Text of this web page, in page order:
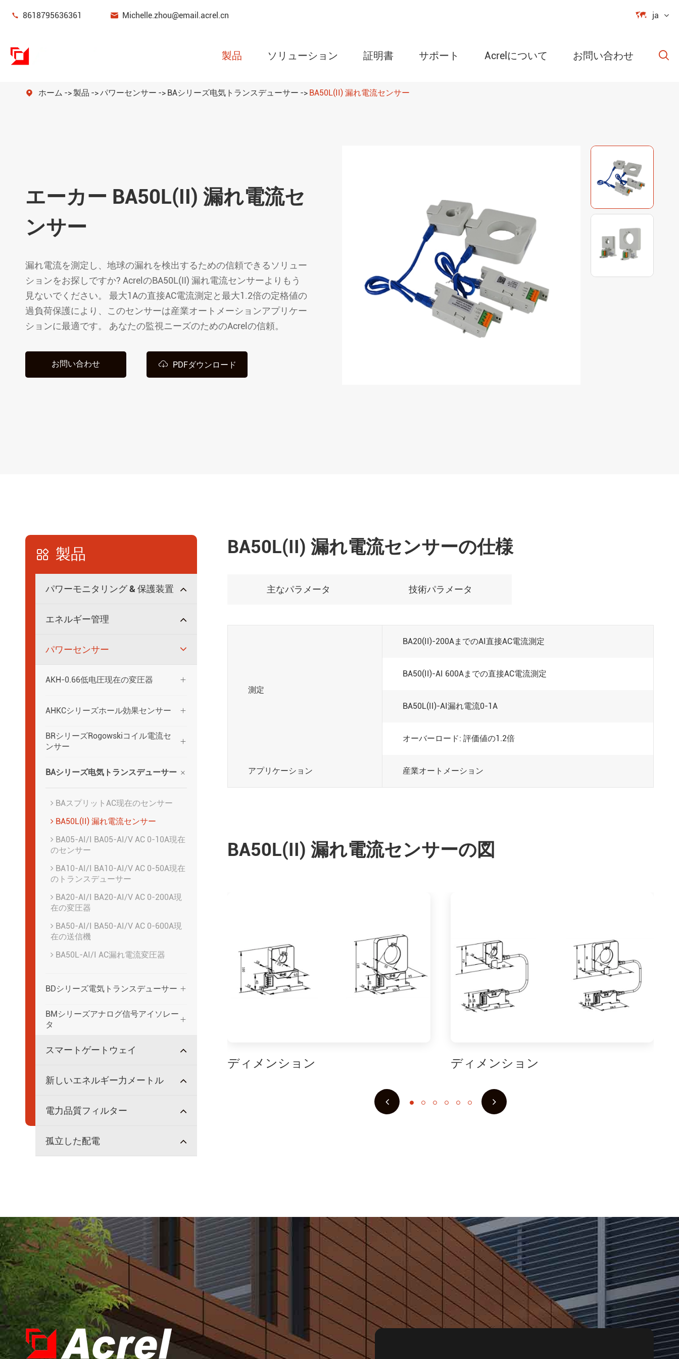
 8618795636361  Michelle.zhou@email.acrel.cn  ja
製品
新しいエネルギー力メートル
電力品質フィルター
WHDシリーズ温度 & 湿度コントロ
ARTUシリーズリモートターミナ
ASLシリーズスマート照明制御モ
ジュール
AMシリーズ中電圧保護リレー
ASJシリーズ残留電流リレー
AMCシリーズデータセンターモニ
ソリューション 証明書 サポート Acrelについて お問い合わせ 
 ホーム 製品 パワーセンサー BAシリーズ电気トランスデューサー BA50L(II) 漏れ電流センサー
エーカー BA50L(II) 漏れ電流セ
ンサー
漏れ電流を測定し、地球の漏れを検出するための信頼できるソリュー
ションをお探しですか? AcrelのBA50L(II) 漏れ電流センサーよりもう
見ないでください。 最大1Aの直接AC電流測定と最大1.2倍の定格値の
過負荷保護により、このセンサーは産業オートメーションアプリケー
ションに最適です。 あなたの監視ニーズのためのAcrelの信頼。
お問い合わせ  PDFダウンロード
 製品
パワーモニタリング & 保護装置
エネルギー管理
パワーセンサー
AKH-0.66低电圧现在の変圧器 
AHKCシリーズホール効果センサー 
BRシリーズRogowskiコイル電流セ
ンサー

BAシリーズ电気トランスデューサー 
BAスプリットAC现在のセンサー
BA50L(II) 漏れ電流センサー
BA05-AI/I BA05-AI/V AC 0-10A現在
のセンサー
BA10-AI/I BA10-AI/V AC 0-50A現在
のトランスデューサー
BA20-AI/I BA20-AI/V AC 0-200A現
在の変圧器
BA50-AI/I BA50-AI/V AC 0-600A現
在の送信機
BA50L-AI/I AC漏れ電流変圧器
BDシリーズ電気トランスデューサー 
BMシリーズアナログ信号アイソレー
タ

スマートゲートウェイ
新しいエネルギー力メートル
電力品質フィルター
孤立した配電
BA50L(II) 漏れ電流センサーの仕様
主なパラメータ 技術パラメータ
測定
BA20(II)-200AまでのAI直接AC電流測定
BA50(II)-AI 600Aまでの直接AC電流測定
BA50L(II)-AI漏れ電流0-1A
オーバーロード: 評価値の1.2倍
アプリケーション 産業オートメーション
BA50L(II) 漏れ電流センサーの図
ディメンション ディメンション